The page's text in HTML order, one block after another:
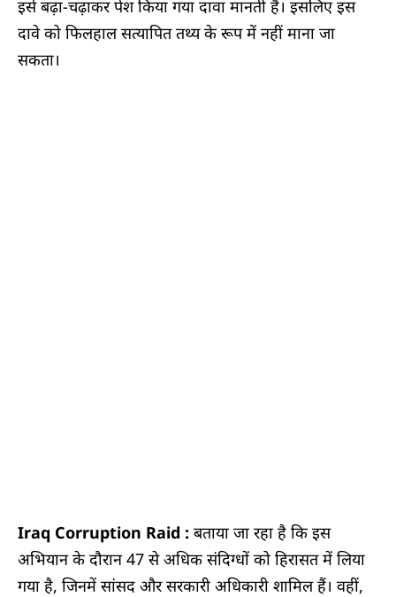
इसे बढ़ा-चढ़ाकर पेश किया गया दावा मानती हैं। इसलिए इस
दावे को फिलहाल सत्यापित तथ्य के रूप में नहीं माना जा
सकता।
Iraq Corruption Raid : बताया जा रहा है कि इस
अभियान के दौरान 47 से अधिक संदिग्धों को हिरासत में लिया
गया है, जिनमें सांसद और सरकारी अधिकारी शामिल हैं। वहीं,